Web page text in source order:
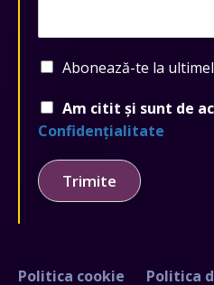
Abonează-te la
Am citit și sunt de
Confidențialitate
Trimite
Politica cookie Politica